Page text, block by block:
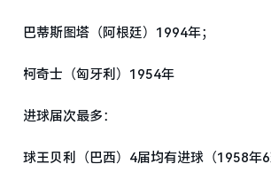
巴蒂斯图塔（阿根廷）1994年；
柯奇士（匈牙利）1954年
进球届次最多：
球王贝利（巴西）4届均有进球（1958年